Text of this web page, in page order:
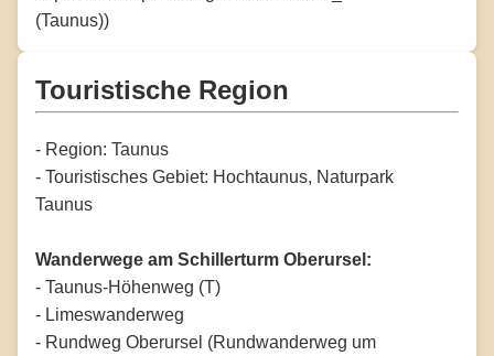
(Taunus))
Touristische Region
- Region: Taunus
- Touristisches Gebiet: Hochtaunus, Naturpark
Taunus
Wanderwege am Schillerturm Oberursel:
- Taunus-Höhenweg (T)
- Limeswanderweg
- Rundweg Oberursel (Rundwanderweg um